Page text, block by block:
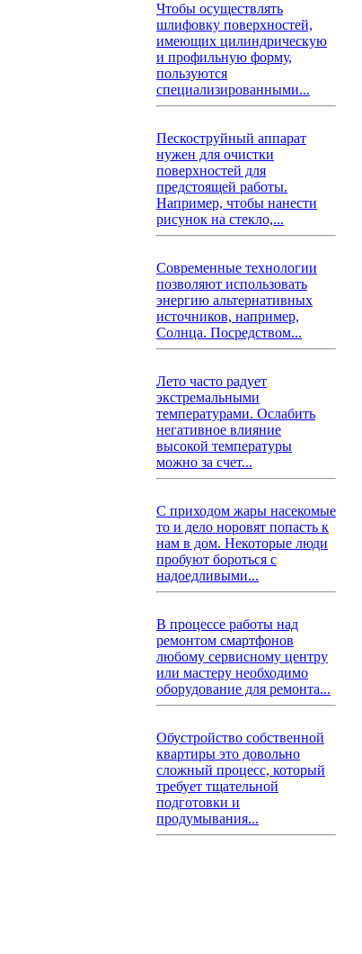
Чтобы осуществлять
шлифовку поверхностей,
имеющих цилиндрическую
и профильную форму,
пользуются
специализированными...
Пескоструйный аппарат
нужен для очистки
поверхностей для
предстоящей работы.
Например, чтобы нанести
рисунок на стекло,...
Современные технологии
позволяют использовать
энергию альтернативных
источников, например,
Солнца. Посредством...
Лето часто радует
экстремальными
температурами. Ослабить
негативное влияние
высокой температуры
можно за счет...
С приходом жары насекомые
то и дело норовят попасть к
нам в дом. Некоторые люди
пробуют бороться с
надоедливыми...
В процессе работы над
ремонтом смартфонов
любому сервисному центру
или мастеру необходимо
оборудование для ремонта...
Обустройство собственной
квартиры это довольно
сложный процесс, который
требует тщательной
подготовки и
продумывания...